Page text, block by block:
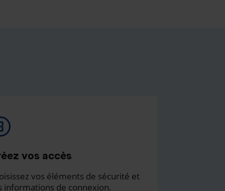
vos accès
vos éléments de sécurité et
informations de connexion.